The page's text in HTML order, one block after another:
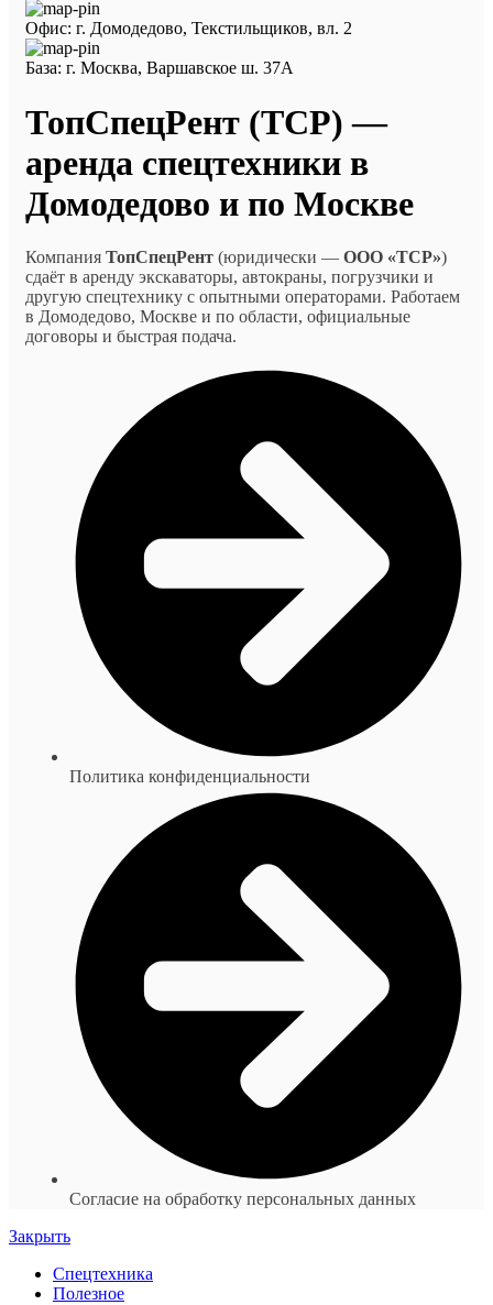
Офис: г. Домодедово, Текстильщиков, вл. 2
База: г. Москва, Варшавское ш. 37А
ТопСпецРент (ТСР) —
аренда спецтехники в
Домодедово и по Москве
Компания ТопСпецРент (юридически — ООО «ТСР»)
сдаёт в аренду экскаваторы, автокраны, погрузчики и
другую спецтехнику с опытными операторами. Работаем
в Домодедово, Москве и по области, официальные
договоры и быстрая подача.
Политика конфиденциальности
Согласие на обработку персональных данных
Закрыть
Спецтехника
Полезное